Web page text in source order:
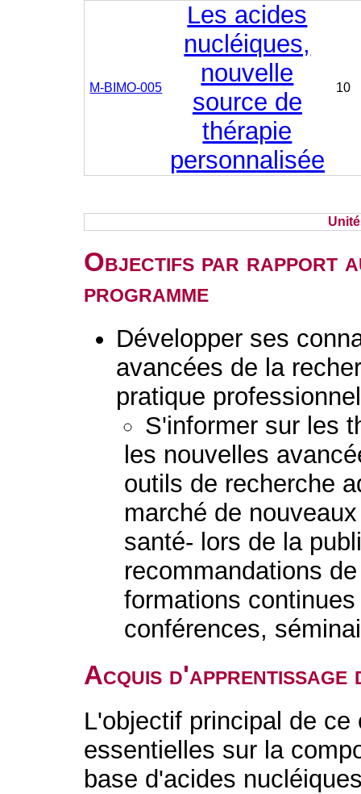
M-BIMO-005
Les acides
nucléiques,
nouvelle
source de
thérapie
personnalisée
10
Objectifs par rapport
programme
Développer ses
avancées de la
pratique
S'informer sur les
les nouvelles
outils de recherche
marché de
santé- lors de la
recommandations
formations
conférences,
Acquis d'apprentissage
L'objectif principal de
essentielles sur la
base d'acides